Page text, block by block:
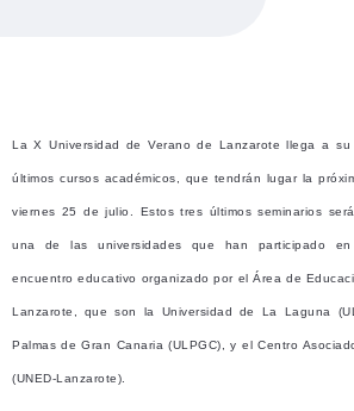
La X Universidad de Verano de Lanzarote llega a
últimos cursos académicos, que tendrán lugar la
viernes 25 de julio. Estos tres últimos seminarios
una de las universidades que han participado
encuentro educativo organizado por el Área de
Lanzarote, que son la Universidad de La Laguna
Palmas de Gran Canaria (ULPGC), y el Centro
(UNED-Lanzarote).